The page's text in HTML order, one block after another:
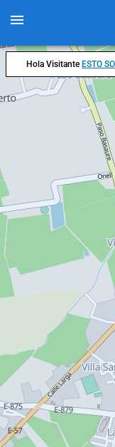
Hola Visitante ESTO